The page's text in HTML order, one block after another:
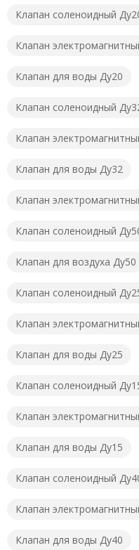
Клапан соленоидный
Клапан
Клапан для воды Ду20
Клапан соленоидный
Клапан
Клапан для воды Ду32
Клапан
Клапан соленоидный
Клапан для воздуха Ду50
Клапан соленоидный
Клапан
Клапан для воды Ду25
Клапан соленоидный
Клапан
Клапан для воды Ду15
Клапан соленоидный
Клапан
Клапан для воды Ду40